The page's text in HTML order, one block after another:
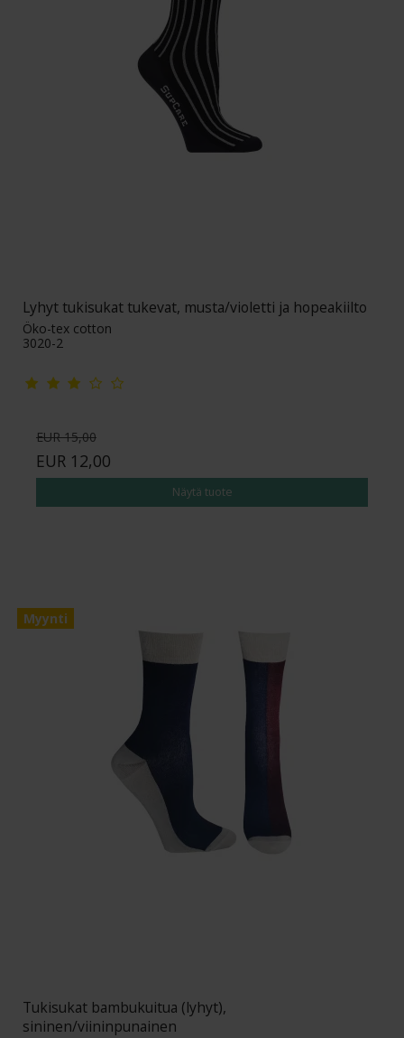
Lyhyt tukisukat tukevat, musta/violetti ja hopeakiilto
Öko-tex cotton
3020-2
EUR 15,00
EUR 12,00
Näytä tuote
Myynti
Tukisukat bambukuitua (lyhyt),
sininen/viininpunainen